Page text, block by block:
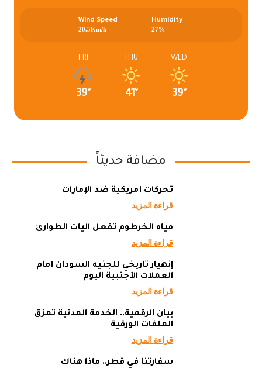
Humidity
27%
Wind Speed
20.5Km/h
WED
39°
THU
41°
FRI
39°
مضافة حديثاً
تحركات أمريكية ضد الإمارات
قراءة المزيد
مياه الخرطوم تفعل آليات الطوارئ
قراءة المزيد
إنهيار تاريخي للجنيه السودان أمام
العملات الأجنبية اليوم
قراءة المزيد
بيان الرقمية.. الخدمة المدنية تمزق
الملفات الورقية
قراءة المزيد
سفارتنا في قطر.. ماذا هناك